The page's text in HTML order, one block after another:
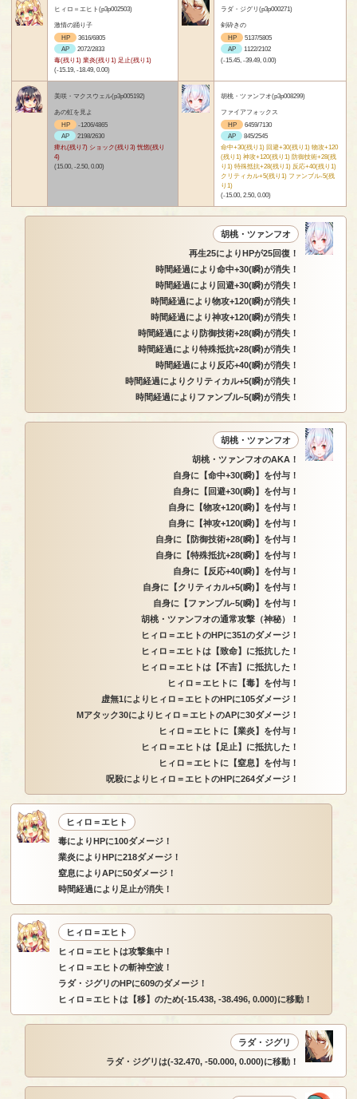
ヒィロ＝エヒト(p3p002503)
激情の踊り子
HP
3616/6805
AP
2072/2833
毒(残り1) 業炎(残り1) 足止(残り1)
(-15.19, -18.49, 0.00)
ラダ・ジグリ(p3p000271)
剣砕きの
HP
5137/5805
AP
1122/2102
(-15.45, -39.49, 0.00)
美咲・マクスウェル(p3p005192)
あの虹を見よ
HP
-1206/4865
AP
2198/2630
痺れ(残り7) ショック(残り3) 恍惚(残り
4)
(15.00, -2.50, 0.00)
胡桃・ツァンフオ(p3p008299)
ファイアフォックス
HP
6459/7130
AP
845/2545
命中+30(残り1) 回避+30(残り1) 物攻+120
(残り1) 神攻+120(残り1) 防御技術+28(残
り1) 特殊抵抗+28(残り1) 反応+40(残り1)
クリティカル+5(残り1) ファンブル-5(残
り1)
(-15.00, 2.50, 0.00)
胡桃・ツァンフオ
再生25によりHPが25回復！
時間経過により命中+30(瞬)が消失！
時間経過により回避+30(瞬)が消失！
時間経過により物攻+120(瞬)が消失！
時間経過により神攻+120(瞬)が消失！
時間経過により防御技術+28(瞬)が消失！
時間経過により特殊抵抗+28(瞬)が消失！
時間経過により反応+40(瞬)が消失！
時間経過によりクリティカル+5(瞬)が消失！
時間経過によりファンブル-5(瞬)が消失！
胡桃・ツァンフオ
胡桃・ツァンフオのAKA！
自身に【命中+30(瞬)】を付与！
自身に【回避+30(瞬)】を付与！
自身に【物攻+120(瞬)】を付与！
自身に【神攻+120(瞬)】を付与！
自身に【防御技術+28(瞬)】を付与！
自身に【特殊抵抗+28(瞬)】を付与！
自身に【反応+40(瞬)】を付与！
自身に【クリティカル+5(瞬)】を付与！
自身に【ファンブル-5(瞬)】を付与！
胡桃・ツァンフオの通常攻撃（神秘）！
ヒィロ＝エヒトのHPに351のダメージ！
ヒィロ＝エヒトは【致命】に抵抗した！
ヒィロ＝エヒトは【不吉】に抵抗した！
ヒィロ＝エヒトに【毒】を付与！
虚無1によりヒィロ＝エヒトのHPに105ダメージ！
Mアタック30によりヒィロ＝エヒトのAPに30ダメージ！
ヒィロ＝エヒトに【業炎】を付与！
ヒィロ＝エヒトは【足止】に抵抗した！
ヒィロ＝エヒトに【窒息】を付与！
呪殺によりヒィロ＝エヒトのHPに264ダメージ！
ヒィロ＝エヒト
毒によりHPに100ダメージ！
業炎によりHPに218ダメージ！
窒息によりAPに50ダメージ！
時間経過により足止が消失！
ヒィロ＝エヒト
ヒィロ＝エヒトは攻撃集中！
ヒィロ＝エヒトの斬神空波！
ラダ・ジグリのHPに609のダメージ！
ヒィロ＝エヒトは【移】のため(-15.438, -38.496, 0.000)に移動！
ラダ・ジグリ
ラダ・ジグリは(-32.470, -50.000, 0.000)に移動！